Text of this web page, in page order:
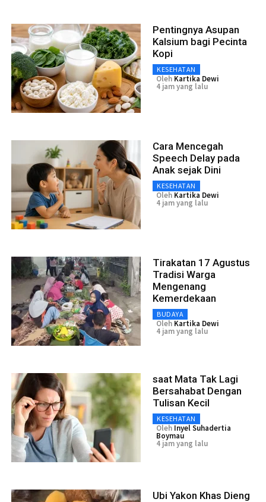
Pentingnya Asupan
Kalsium bagi Pecinta
Kopi
KESEHATAN
Oleh Kartika Dewi
4 jam yang lalu
Cara Mencegah
Speech Delay pada
Anak sejak Dini
KESEHATAN
Oleh Kartika Dewi
4 jam yang lalu
Tirakatan 17 Agustus
Tradisi Warga
Mengenang
Kemerdekaan
BUDAYA
Oleh Kartika Dewi
4 jam yang lalu
saat Mata Tak Lagi
Bersahabat Dengan
Tulisan Kecil
KESEHATAN
Oleh Inyel Suhadertia
Boymau
4 jam yang lalu
Ubi Yakon Khas Dieng